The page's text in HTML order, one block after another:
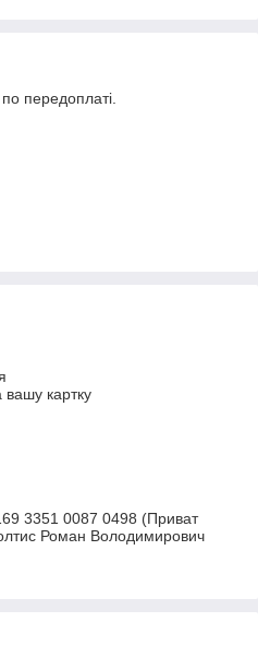
передоплаті.
вашу картку
3351 0087 0498 (Приват
Роман Володимирович